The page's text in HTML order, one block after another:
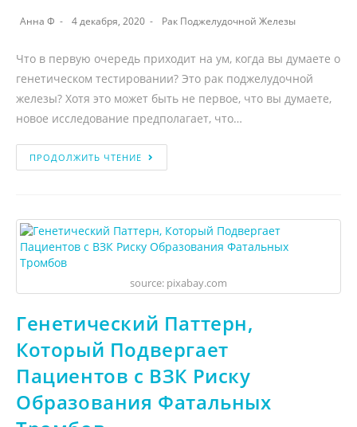
Анна Ф 4 декабря, 2020 Рак Поджелудочной Железы
Что в первую очередь приходит на ум, когда вы думаете о
генетическом тестировании? Это рак поджелудочной
железы? Хотя это может быть не первое, что вы думаете,
новое исследование предполагает, что…
ПРОДОЛЖИТЬ ЧТЕНИЕ
source: pixabay.com
Генетический Паттерн,
Который Подвергает
Пациентов с ВЗК Риску
Образования Фатальных